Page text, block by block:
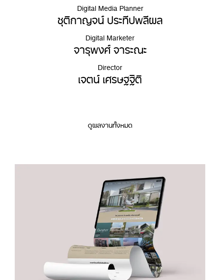
Digital Media Planner
ชุติกาญจน์ ประทีปพลีผล
Digital Marketer
จารุพงศ์ จาระณะ
Director
เจตน์ เศรษฐฐิติ
ดูผลงานทั้งหมด